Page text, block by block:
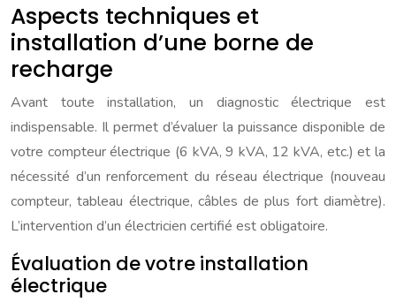
Aspects techniques et
installation d’une borne de
recharge
Avant toute installation, un diagnostic électrique est
indispensable. Il permet d’évaluer la puissance disponible de
votre compteur électrique (6 kVA, 9 kVA, 12 kVA, etc.) et la
nécessité d’un renforcement du réseau électrique (nouveau
compteur, tableau électrique, câbles de plus fort diamètre).
L’intervention d’un électricien certifié est obligatoire.
Évaluation de votre installation
électrique